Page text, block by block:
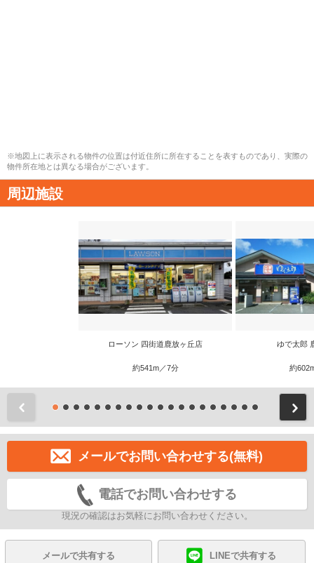
※地図上に表示される物件の位置は付近住所に所在することを表すものであり、実際の
物件所在地とは異なる場合がございます。
周辺施設
ローソン 四街道鹿放ヶ丘店
約541m／7分
ゆで太郎
約
メールでお問い合わせする(無料)
電話でお問い合わせする
現況の確認はお気軽にお問い合わせください。
メールで共有する LINEで共有する